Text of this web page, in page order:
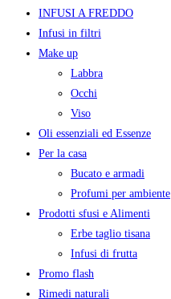
INFUSI A FREDDO
Infusi in filtri
Make up
Labbra
Occhi
Viso
Oli essenziali ed Essenze
Per la casa
Bucato e armadi
Profumi per ambiente
Prodotti sfusi e Alimenti
Erbe taglio tisana
Infusi di frutta
Promo flash
Rimedi naturali